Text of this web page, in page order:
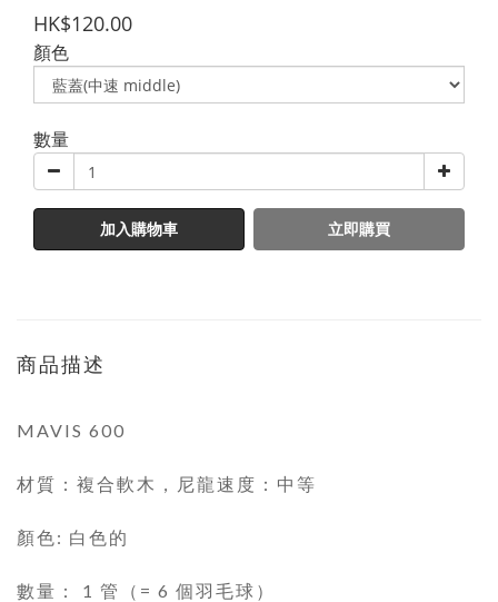
HK$120.00
顏色
數量
加入購物車 立即購買
商品描述
MAVIS 600
材質：複合軟木，尼龍速度：中等
顏色: 白色的
數量： 1 管（= 6 個羽毛球）